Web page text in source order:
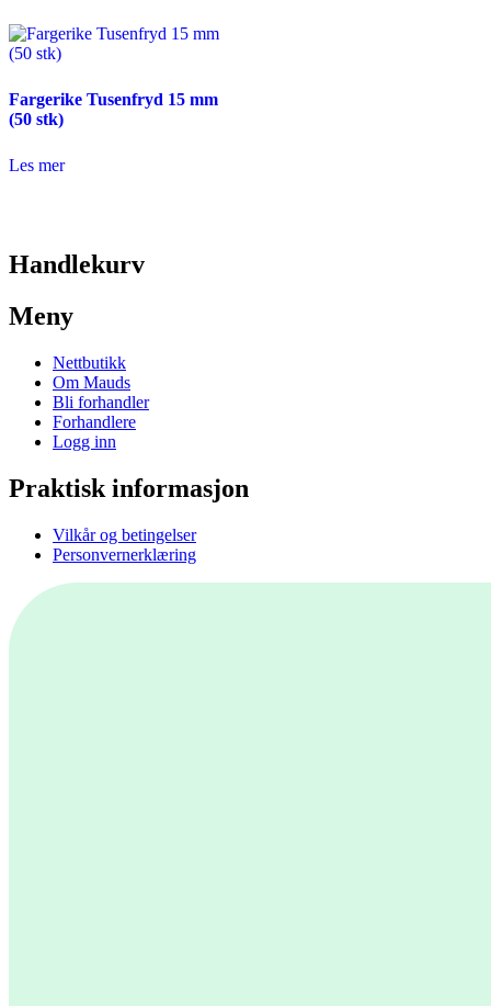
Fargerike Tusenfryd 15 mm
(50 stk)
Les mer
Handlekurv
Meny
Nettbutikk
Om Mauds
Bli forhandler
Forhandlere
Logg inn
Praktisk informasjon
Vilkår og betingelser
Personvernerklæring